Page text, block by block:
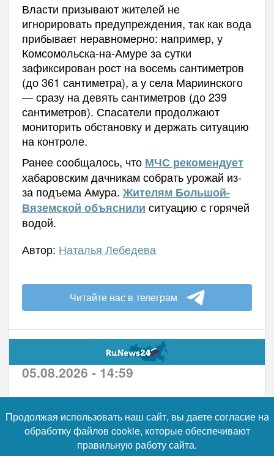
Власти призывают жителей не
игнорировать предупреждения, так как вода
прибывает неравномерно: например, у
Комсомольска-на-Амуре за сутки
зафиксирован рост на восемь сантиметров
(до 361 сантиметра), а у села Мариинского
— сразу на девять сантиметров (до 239
сантиметров). Спасатели продолжают
мониторить обстановку и держать ситуацию
на контроле.
Ранее сообщалось, что МЧС рекомендует
хабаровским дачникам собрать урожай из-
за подъема Амура. Жителям Большой-
Вяземской объяснили ситуацию с горячей
водой.
Автор: Наталья Лебедева
Читайте нас в телеграм
05.08.2026 - 14:59
В Хабаровске разъяснили
судьбу павильона здоровья
на Ореховой сопке
Продолжая использовать наш сайт, вы даете согласие на
обработку файлов cookie, которые обеспечивают
правильную работу сайта.